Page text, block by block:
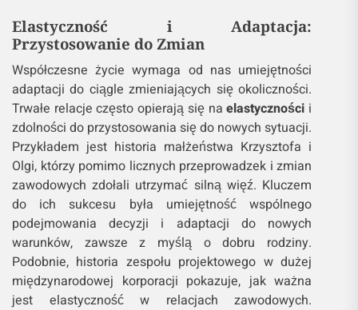
Elastyczność i Adaptacja:
Przystosowanie do Zmian
Współczesne życie wymaga od nas umiejętności
adaptacji do ciągle zmieniających się okoliczności.
Trwałe relacje często opierają się naelastyczności i
zdolności do przystosowania się do nowych sytuacji.
Przykładem jest historia małżeństwa Krzysztofa i
Olgi, którzy pomimo licznych przeprowadzek i zmian
zawodowych zdołali utrzymać silną więź. Kluczem
do ich sukcesu była umiejętność wspólnego
podejmowania decyzji i adaptacji do nowych
warunków, zawsze z myślą o dobru rodziny.
Podobnie, historia zespołu projektowego w dużej
międzynarodowej korporacji pokazuje, jak ważna
jest elastyczność w relacjach zawodowych.